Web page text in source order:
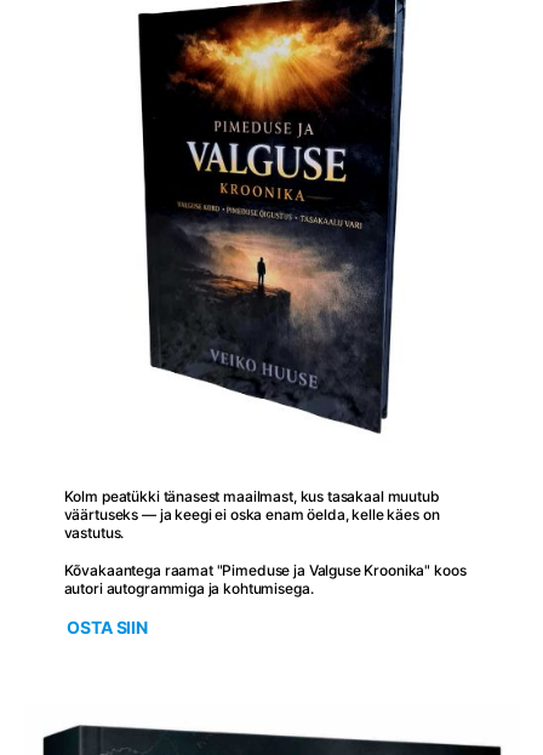
Kolm peatükki tänasest maailmast, kus tasakaal muutub
väärtuseks — ja keegi ei oska enam öelda, kelle käes on
vastutus.
Kõvakaantega raamat "Pimeduse ja Valguse Kroonika" koos
autori autogrammiga ja kohtumisega.
OSTA SIIN